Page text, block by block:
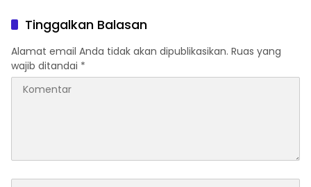
AbadiTinggalkan Balasan
Alamat email Anda tidak akan dipublikasikan. Ruas yang
wajib ditandai *